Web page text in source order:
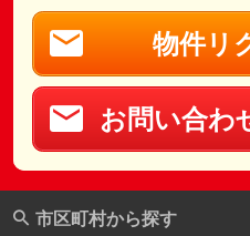
物件リ
お問い合わ
市区町村から探す